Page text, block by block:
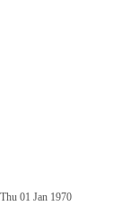
Thu 01 Jan 1970